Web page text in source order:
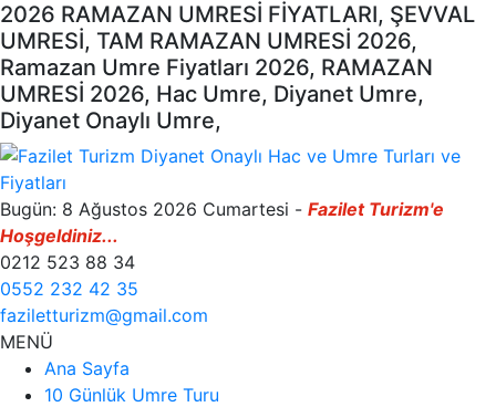
2026 RAMAZAN UMRESİ FİYATLARI, ŞEVVAL
UMRESİ, TAM RAMAZAN UMRESİ 2026,
Ramazan Umre Fiyatları 2026, RAMAZAN
UMRESİ 2026, Hac Umre, Diyanet Umre,
Diyanet Onaylı Umre,
Bugün: 8 Ağustos 2026 Cumartesi - Fazilet Turizm'e
Hoşgeldiniz...
0212 523 88 34
0552 232 42 35
faziletturizm@gmail.com
MENÜ
Ana Sayfa
10 Günlük Umre Turu